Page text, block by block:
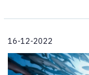
16-12-2022